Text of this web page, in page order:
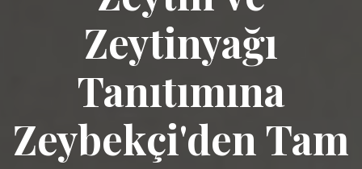
Zeytinyağı
Tanıtımına
Zeybekçi'den Tam